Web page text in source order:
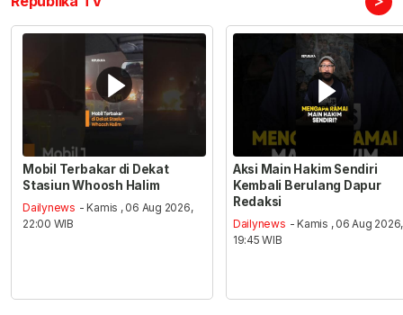
Mobil Terbakar di Dekat
Stasiun Whoosh Halim
Dailynews - Kamis , 06 Aug 2026,
22:00 WIB
Aksi Main Hakim Sendiri
Kembali Berulang Dapur
Redaksi
Dailynews - Kamis , 06 Aug 2026,
19:45 WIB